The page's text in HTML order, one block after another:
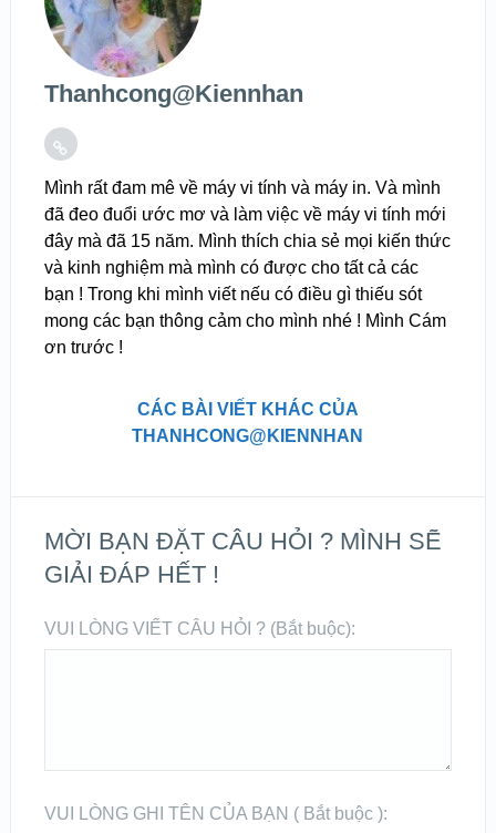
Thanhcong@kiennhan
Mình rất đam mê về máy vi tính và máy in. Và mình
đã đeo đuổi ước mơ và làm việc về máy vi tính mới
đây mà đã 15 năm. Mình thích chia sẻ mọi kiến thức
và kinh nghiệm mà mình có được cho tất cả các
bạn ! Trong khi mình viết nếu có điều gì thiếu sót
mong các bạn thông cảm cho mình nhé ! Mình Cám
ơn trước !
CÁC BÀI VIẾT KHÁC CỦA
THANHCONG@KIENNHAN
MỜI BẠN ĐẶT CÂU HỎI ? MÌNH SẼ
GIẢI ĐÁP HẾT !
VUI LÒNG VIẾT CÂU HỎI ? (Bắt buộc):
VUI LÒNG GHI TÊN CỦA BẠN ( Bắt buộc ):